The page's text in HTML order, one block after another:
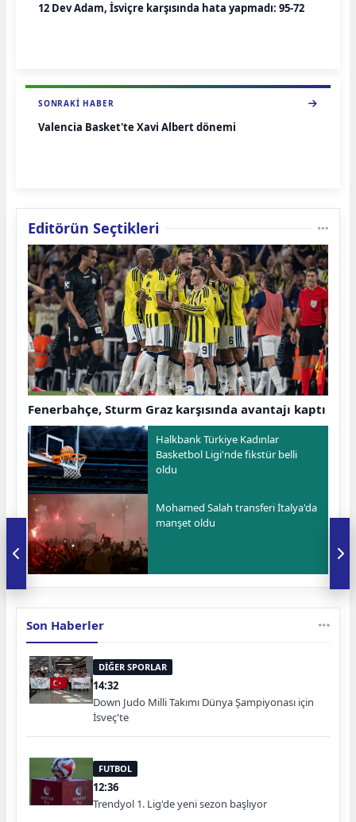
12 Dev Adam, İsviçre karşısında hata yapmadı: 95-72
SONRAKI HABER
Valencia Basket'te Xavi Albert dönemi
Editörün Seçtikleri
Fenerbahçe, Sturm Graz karşısında avantajı kaptı
Halkbank Türkiye Kadınlar
Basketbol Ligi'nde fikstür belli
oldu
Mohamed Salah transferi İtalya'da
manşet oldu
Son Haberler
DİĞER SPORLAR
14:32
Down Judo Milli Takımı Dünya Şampiyonası için
İsveç'te
FUTBOL
12:36
Trendyol 1. Lig'de yeni sezon başlıyor